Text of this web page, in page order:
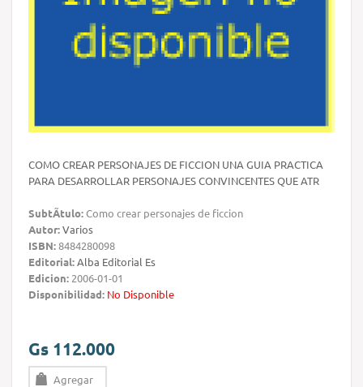
COMO CREAR PERSONAJES DE FICCION UNA GUIA PRACTICA
PARA DESARROLLAR PERSONAJES CONVINCENTES QUE ATR
SubtÃ­tulo:Como crear personajes de ficcion
Autor:Varios
ISBN:8484280098
Editorial:Alba Editorial Es
Edicion: 2006-01-01
Disponibilidad: No Disponible
Gs 112.000
Agregar